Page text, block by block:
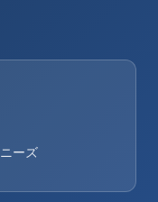
ーズ